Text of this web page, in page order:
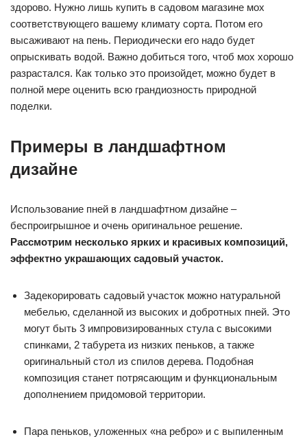
здорово. Нужно лишь купить в садовом магазине мох
соответствующего вашему климату сорта. Потом его
высаживают на пень. Периодически его надо будет
опрыскивать водой. Важно добиться того, чтоб мох хорошо
разрастался. Как только это произойдет, можно будет в
полной мере оценить всю грандиозность природной
поделки.
Примеры в ландшафтном
дизайне
Использование пней в ландшафтном дизайне –
беспроигрышное и очень оригинальное решение.
Рассмотрим несколько ярких и красивых композиций,
эффектно украшающих садовый участок.
Задекорировать садовый участок можно натуральной
мебелью, сделанной из высоких и добротных пней. Это
могут быть 3 импровизированных стула с высокими
спинками, 2 табурета из низких пеньков, а также
оригинальный стол из спилов дерева. Подобная
композиция станет потрясающим и функциональным
дополнением придомовой территории.
Пара пеньков, уложенных «на ребро» и с выпиленным